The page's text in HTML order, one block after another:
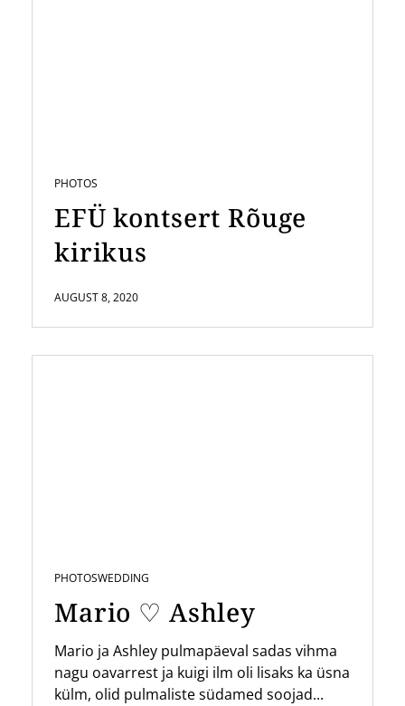
PHOTOS
EFÜ kontsert Rõuge
kirikus
AUGUST 8, 2020
PHOTOSWEDDING
Mario ♡ Ashley
Mario ja Ashley pulmapäeval sadas vihma
nagu oavarrest ja kuigi ilm oli lisaks ka üsna
külm, olid pulmaliste südamed soojad...